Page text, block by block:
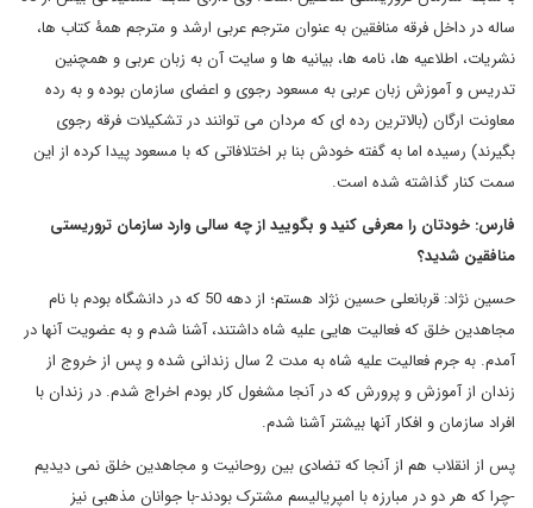
ساله در داخل فرقه منافقین به عنوان مترجم عربی ارشد و مترجم همۀ کتاب ها،
نشریات، اطلاعیه ها، نامه ها، بیانیه ها و سایت آن به زبان عربی و همچنین
تدریس و آموزش زبان عربی به مسعود رجوی و اعضای سازمان بوده و به رده
معاونت ارگان (بالاترین رده ای که مردان می توانند در تشکیلات فرقه رجوی
بگیرند) رسیده اما به گفته خودش بنا بر اختلافاتی که با مسعود پیدا کرده از این
سمت کنار گذاشته شده است.
فارس: خودتان را معرفی کنید و بگویید از چه سالی وارد سازمان تروریستی
منافقین شدید؟
حسین نژاد: قربانعلی حسین نژاد هستم؛ از دهه 50 که در دانشگاه بودم با نام
مجاهدین خلق که فعالیت هایی علیه شاه داشتند، آشنا شدم و به عضویت آنها در
آمدم. به جرم فعالیت علیه شاه به مدت 2 سال زندانی شده و پس از خروج از
زندان از آموزش و پرورش که در آنجا مشغول کار بودم اخراج شدم. در زندان با
افراد سازمان و افکار آنها بیشتر آشنا شدم.
پس از انقلاب هم از آنجا که تضادی بین روحانیت و مجاهدین خلق نمی دیدیم
-چرا که هر دو در مبارزه با امپریالیسم مشترک بودند-با جوانان مذهبی نیز